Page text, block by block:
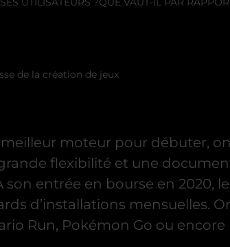
de la création de jeux
moteur pour débuter,
flexibilité et une
entrée en bourse en 2020,
d’installations mensuelles.
Run, Pokémon Go ou